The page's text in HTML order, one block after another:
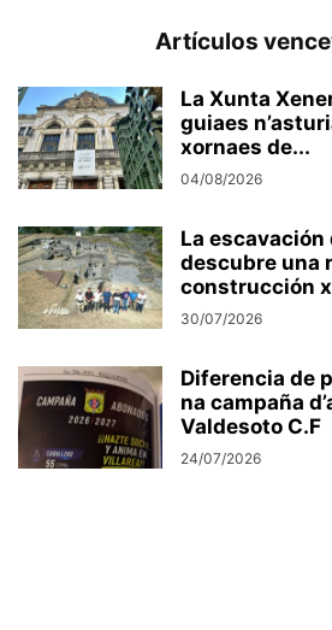
Artículos
La Xunta
guiaes
xornaes de...
04/08/2026
La escavación
descubre una
construcción
30/07/2026
Diferencia de
na campaña
Valdesoto C.F
24/07/2026